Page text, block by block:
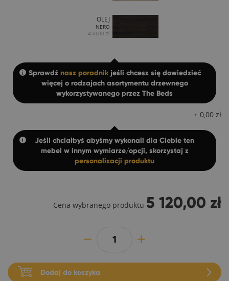
OLEJ
NERO
450,00 zł
Sprawdź nasz poradnikjeśli chcesz się dowiedzieć
więcej o rodzajach asortymentu drzewnego
wykorzystywanego przez The Beds
+ 0,00 zł
Jeśli chciałbyś abyśmy wykonali dla Ciebie ten
mebel w innym wymiarze/opcji, skorzystaj z
personalizacji produktu
Cena wybranego produktu 5 120,00 zł
Dodaj do koszyka